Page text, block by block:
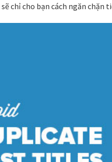
chỉ cho bạn cách ngăn